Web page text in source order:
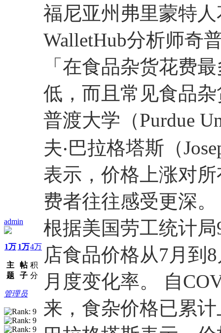
admin
1万
主
题
1万
帖
子
4万
积
分
管理员
福尼亚州弗里蒙特
WalletHub分析师奇
「在食品杂货花费
低，而且常见食品
普渡大学（Purdue
夫‧巴拉格塔斯（
表示，价格上涨对
费者往往感受更深。
根据美国劳工统计
店食品价格从7月到
月度变化率。 自
来，食杂价格已累计